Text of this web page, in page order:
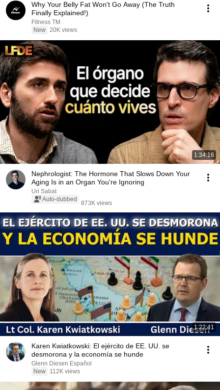
Why Your Belly Fat Won't Go Away (The Truth
Finally Explained!)
Fitness TM
New 20K views
1:34:16
Nephrologist: The Hormone That Slows Down Your
Aging Is in an Organ You're Ignoring
Uri Sabat
Auto-dubbed
873K views
1:22:41
Karen Kwiatkowski: El ejército de EE. UU. se
desmorona y la economía se hunde
Glenn Diesen Español
New
112K views